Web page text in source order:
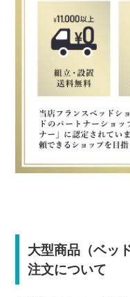
大型商品（ベッ
注文について